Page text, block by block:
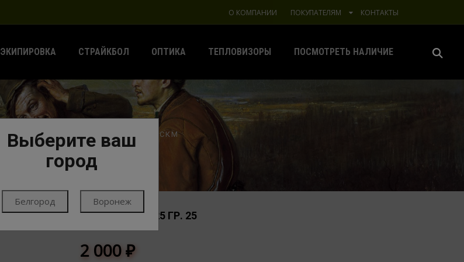
О КОМПАНИИ ПОКУПАТЕЛЯМ КОНТАКТЫ
ЭКИПИРОВКА СТРАЙКБОЛ ОПТИКА ТЕПЛОВИЗОРЫ ПОСМОТРЕТЬ НАЛИЧИЕ
Выберите ваш
город
Белгород Воронеж
ПАТРОНЫ СКМ
20/70 СKМ №5 25 ГР. 25
2 000₽